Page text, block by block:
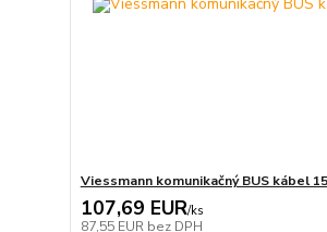
Viessmann komunikačný BUS kábel
107,69 EUR/ks
87,55 EUR bez DPH